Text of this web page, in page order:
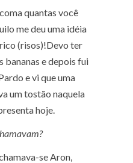
quantas você
me deu uma idéia
(risos)!Devo ter
bananas e depois fui
e vi que uma
um tostão naquela
hoje.
se Aron,